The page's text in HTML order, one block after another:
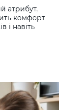
атрибут,
комфорт
і навіть